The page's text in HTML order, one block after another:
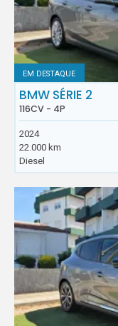
EM DESTAQUE
BMW SÉRIE 2
116CV - 4P
2024
22.000 km
Diesel